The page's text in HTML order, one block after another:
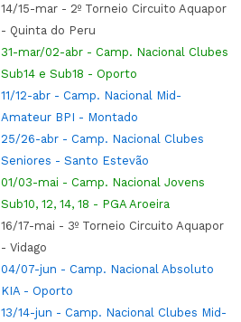
14/15-mar - 2º Torneio Circuito Aquapor
- Quinta do Peru
31-mar/02-abr - Camp. Nacional Clubes
Sub14 e Sub18 - Oporto
11/12-abr - Camp. Nacional Mid-
Amateur BPI - Montado
25/26-abr - Camp. Nacional Clubes
Seniores - Santo Estevão
01/03-mai - Camp. Nacional Jovens
Sub10, 12, 14, 18 - PGA Aroeira
16/17-mai - 3º Torneio Circuito Aquapor
- Vidago
04/07-jun - Camp. Nacional Absoluto
KIA - Oporto
13/14-jun - Camp. Nacional Clubes Mid-